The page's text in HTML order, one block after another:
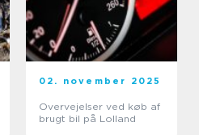
02. november 2025
Overvejelser ved køb af
brugt bil på Lolland